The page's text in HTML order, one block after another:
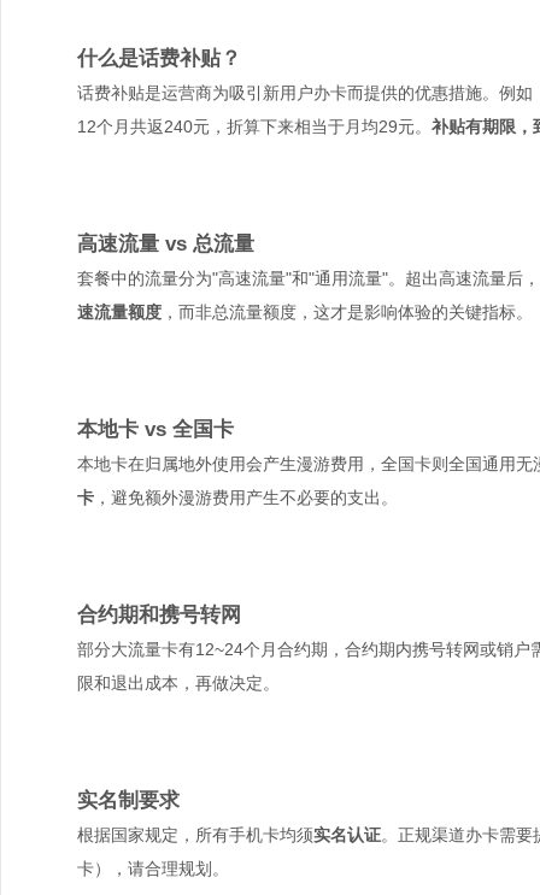
什么是话费补贴？
话费补贴是运营商为吸引新用户办卡而提供的优惠措施。例
12个月共返240元，折算下来相当于月均29元。 补贴有期限，
高速流量 vs 总流量
套餐中的流量分为"高速流量"和"通用流量"。超出高速流量后
速流量额度 ，而非总流量额度，这才是影响体验的关键指标。
本地卡 vs 全国卡
本地卡在归属地外使用会产生漫游费用，全国卡则全国通用
卡 ，避免额外漫游费用产生不必要的支出。
合约期和携号转网
部分大流量卡有12~24个月合约期，合约期内携号转网或销户
限和退出成本，再做决定。
实名制要求
根据国家规定，所有手机卡均须实名认证。正规渠道办卡需
卡），请合理规划。